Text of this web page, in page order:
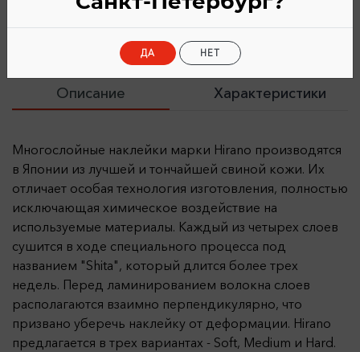
Описание Характеристики
Многослойные наклейки марки Hirano производятся
в Японии из лучшей и тончайшей свиной кожи. Их
отличает особая технология изготовления, полностью
исключающая химическое воздействие на
используемые материалы. Каждый из четырех слоев
сушится в ходе специального процесса под
названием "Shita", который длится более трех
недель. Перед ламинированием волокна слоев
располагаются взаимно перпендикулярно, что
призвано уберечь наклейку от деформации. Hirano
предлагается в трех вариантах - Soft, Medium и Hard.
ДА НЕТ